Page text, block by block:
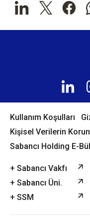
Kullanım Koşulları
Kişisel Verilerin
Sabancı Holding E-
+ Sabancı Vakfı
+ Sabancı Üni.
+ SSM